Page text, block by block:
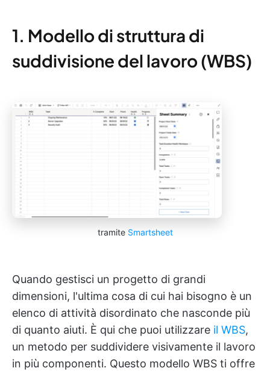
1. Modello di struttura di
suddivisione del lavoro (WBS)
tramite Smartsheet
Quando gestisci un progetto di grandi
dimensioni, l'ultima cosa di cui hai bisogno è un
elenco di attività disordinato che nasconde più
di quanto aiuti. È qui che puoi utilizzare il WBS,
un metodo per suddividere visivamente il lavoro
in più componenti. Questo modello WBS ti offre